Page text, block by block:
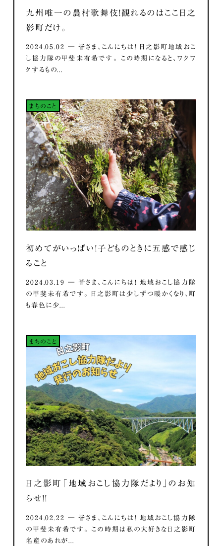
九州唯一の農村歌舞伎！観れるのはここ日之
影町だけ。
2024.05.02 ― 皆さま、こんにちは！ 日之影町地域おこ
し協力隊の甲斐未有希です。 この時期になると、ワクワ
クするもの...
まちのこと
初めてがいっぱい！子どものときに五感で感じ
ること
2024.03.19 ― 皆さま、こんにちは！ 地域おこし協力隊
の甲斐未有希です。 日之影町は少しずつ暖かくなり、町
も春色に少...
まちのこと
日之影町「地域おこし協力隊だより」のお知
らせ！！
2024.02.22 ― 皆さま、こんにちは！ 地域おこし協力隊
の甲斐未有希です。 この時期は私の大好きな日之影町
名産のあれが...